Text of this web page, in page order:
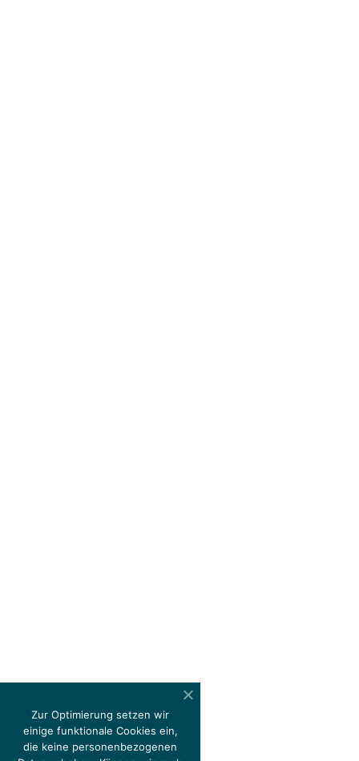
Zur Optimierung setzen wir
einige funktionale Cookies ein,
die keine personenbezogenen